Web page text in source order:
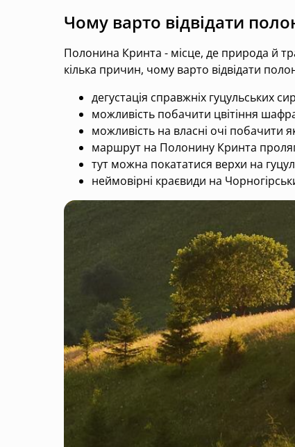
Чому варто відвідати
Полонина Кринта - місце, де природа й
кілька причин, чому варто відвідати
дегустація справжніх гуцульських
можливість побачити цвітіння
можливість на власні очі побачити
маршрут на Полонину Кринта
тут можна покататися верхи на
неймовірні краєвиди на